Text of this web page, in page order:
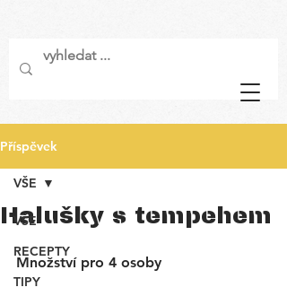
Příspěvek
VŠE
RECEPTY
TIPY
VŠE
Halušky s tempehem
Množství pro 4 osoby